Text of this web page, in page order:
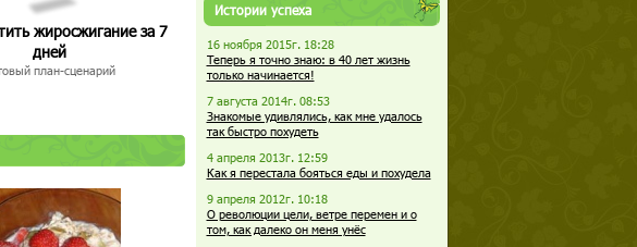
жиросжигание за 7
дней
план-сценарий
Истории успеха
16 ноября 2015г. 18:28
Теперь я точно знаю: в 40 лет жизнь
только начинается!
7 августа 2014г. 08:53
Знакомые удивлялись, как мне удалось
так быстро похудеть
4 апреля 2013г. 12:59
Как я перестала бояться еды и похудела
9 апреля 2012г. 10:18
О революции цели, ветре перемен и о
том, как далеко он меня унёс